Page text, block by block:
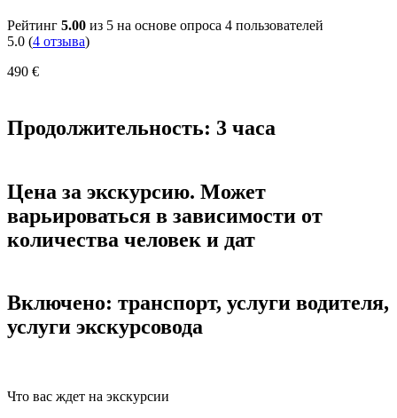
Рейтинг 5.00 из 5 на основе опроса 4 пользователей
5.0 (4 отзыва)
490 €
Продолжительность: 3 часа
Цена за экскурсию. Может
варьироваться в зависимости от
количества человек и дат
Включено: транспорт, услуги водителя,
услуги экскурсовода
Что вас ждет на экскурсии